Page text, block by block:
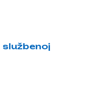
službenoj